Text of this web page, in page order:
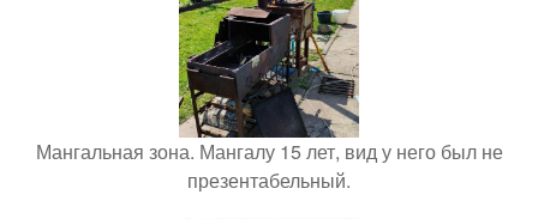
Мангальная зона. Мангалу 15 лет, вид у него был не
презентабельный.